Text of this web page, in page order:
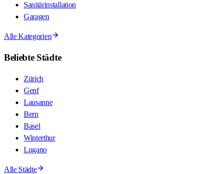
Sanitärinstallation
Garagen
Alle Kategorien
Beliebte Städte
Zürich
Genf
Lausanne
Bern
Basel
Winterthur
Lugano
Alle Städte